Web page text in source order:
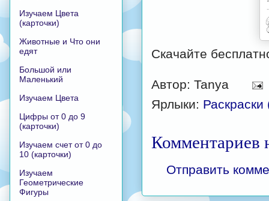
Скачайте
Автор: Tanya
Ярлыки:
Комментариев
Отправить
Изучаем Цвета
(карточки)
Животные и Что они
едят
Большой или
Маленький
Изучаем Цвета
Цифры от 0 до 9
(карточки)
Изучаем счет от 0 до
10 (карточки)
Изучаем
Геометрические
Фигуры